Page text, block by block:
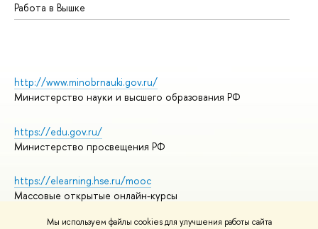
Мы используем файлы cookies для улучшения работы сайта
Работа в Вышке
http://www.minobrnauki.gov.ru/
Министерство науки и высшего образования РФ
https://edu.gov.ru/
Министерство просвещения РФ
https://elearning.hse.ru/mooc
Массовые открытые онлайн-курсы